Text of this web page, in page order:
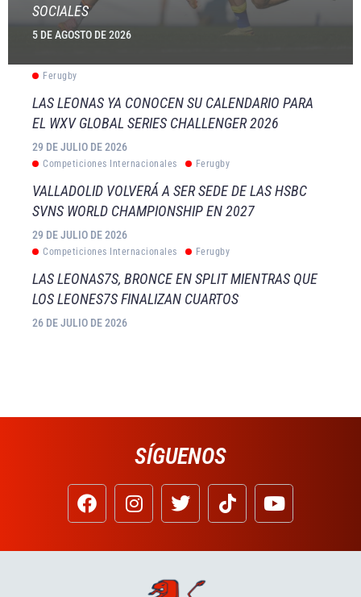
SOCIALES
5 DE AGOSTO DE 2026
Ferugby
LAS LEONAS YA CONOCEN SU CALENDARIO PARA
EL WXV GLOBAL SERIES CHALLENGER 2026
29 DE JULIO DE 2026
Competiciones Internacionales Ferugby
VALLADOLID VOLVERÁ A SER SEDE DE LAS HSBC
SVNS WORLD CHAMPIONSHIP EN 2027
29 DE JULIO DE 2026
Competiciones Internacionales Ferugby
LAS LEONAS7S, BRONCE EN SPLIT MIENTRAS QUE
LOS LEONES7S FINALIZAN CUARTOS
26 DE JULIO DE 2026
SÍGUENOS